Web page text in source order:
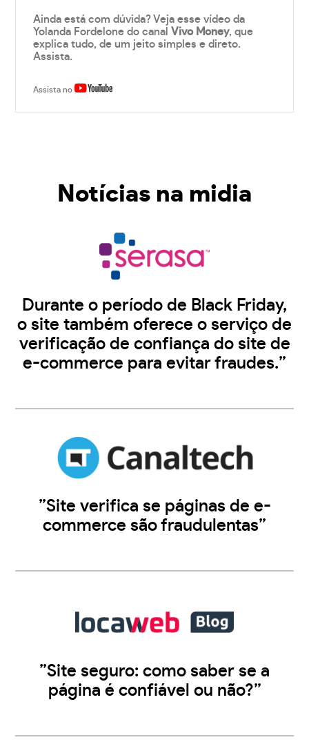
Ainda está com dúvida? Veja esse vídeo da
Yolanda Fordelone do canalVivo Money, que
explica tudo, de um jeito simples e direto.
Assista.
Assista no
Notícias na midia
Durante o período de Black Friday,
o site também oferece o serviço de
verificação de confiança do site de
e-commerce para evitar fraudes.”
”Site verifica se páginas de e-
commerce são fraudulentas”
”Site seguro: como saber se a
página é confiável ou não?”